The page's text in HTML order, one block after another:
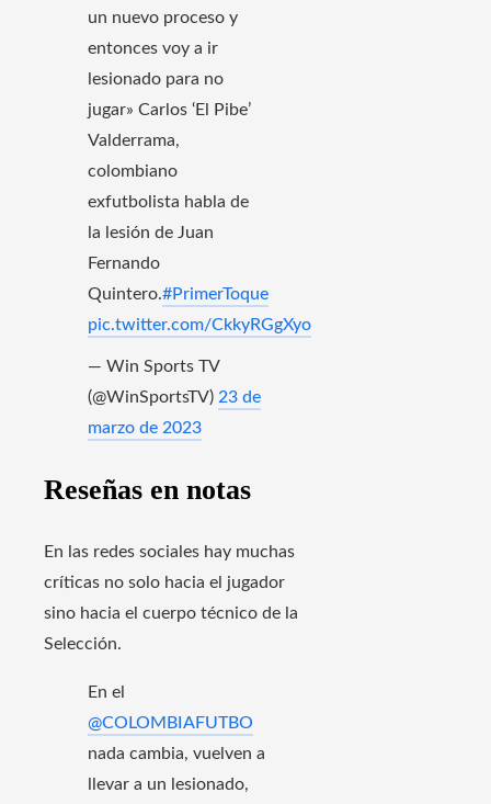
un nuevo proceso y
entonces voy a ir
lesionado para no
jugar» Carlos ‘El Pibe’
Valderrama,
colombiano
exfutbolista habla de
la lesión de Juan
Fernando
Quintero.#PrimerToque
pic.twitter.com/CkkyRGgXyo
— Win Sports TV
(@WinSportsTV) 23 de
marzo de 2023
Reseñas en notas
En las redes sociales hay muchas
críticas no solo hacia el jugador
sino hacia el cuerpo técnico de la
Selección.
En el
@COLOMBIAFUTBO
nada cambia, vuelven a
llevar a un lesionado,